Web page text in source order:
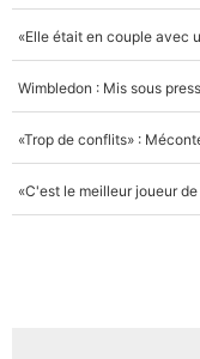
Wimbledon : Mis sous